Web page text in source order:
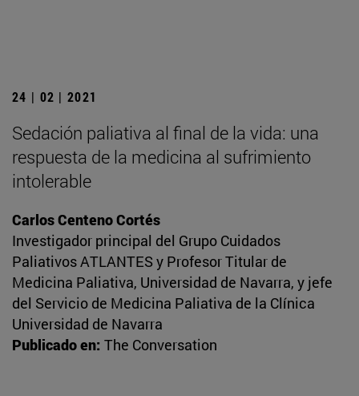
24 | 02 | 2021
Sedación paliativa al final de la vida: una
respuesta de la medicina al sufrimiento
intolerable
Carlos Centeno Cortés
Investigador principal del Grupo Cuidados
Paliativos ATLANTES y Profesor Titular de
Medicina Paliativa, Universidad de Navarra, y jefe
del Servicio de Medicina Paliativa de la Clínica
Universidad de Navarra
Publicado en: The Conversation